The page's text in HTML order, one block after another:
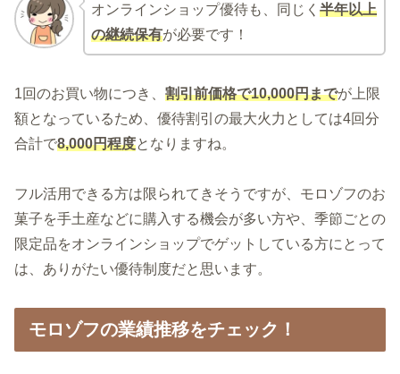
オンラインショップ優待も、同じく 半年以上
の継続保有が必要です！
1回のお買い物につき、 割引前価格で10,000円までが上限
額となっているため、優待割引の最大火力としては4回分
合計で8,000円程度となりますね。
フル活用できる方は限られてきそうですが、モロゾフのお
菓子を手土産などに購入する機会が多い方や、季節ごとの
限定品をオンラインショップでゲットしている方にとって
は、ありがたい優待制度だと思います。
モロゾフの業績推移をチェック！